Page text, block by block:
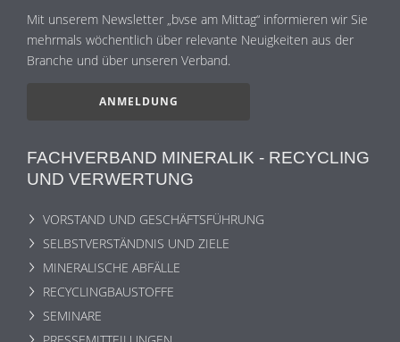
Mit unserem Newsletter „bvse am Mittag“ informieren wir Sie
mehrmals wöchentlich über relevante Neuigkeiten aus der
Branche und über unseren Verband.
ANMELDUNG
FACHVERBAND MINERALIK - RECYCLING
UND VERWERTUNG
VORSTAND UND GESCHÄFTSFÜHRUNG
SELBSTVERSTÄNDNIS UND ZIELE
MINERALISCHE ABFÄLLE
RECYCLINGBAUSTOFFE
SEMINARE